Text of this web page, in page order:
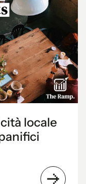
locale